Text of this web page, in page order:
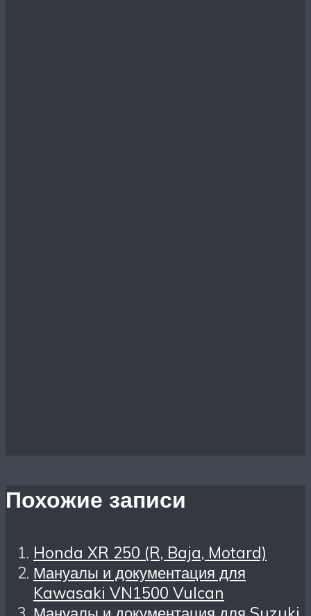
Похожие записи
Honda XR 250 (R, Baja, Motard)
Мануалы и документация для
Kawasaki VN1500 Vulcan